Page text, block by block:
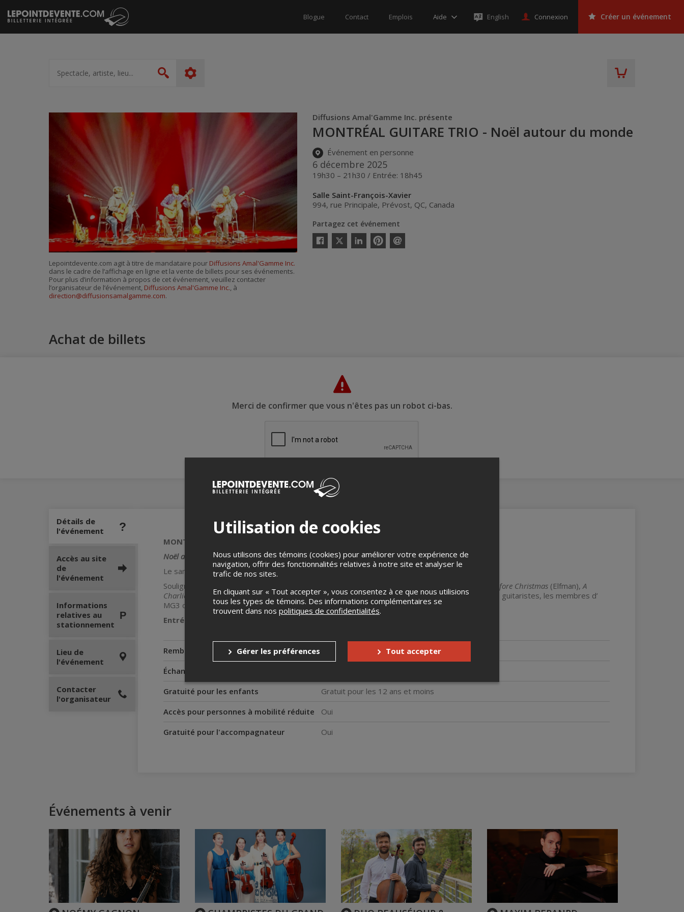
Passer
au
contenu
Blogue Contact Emplois Aide English Connexion Créer un événement
artiste,
lieu...
Rechercher
Diffusions Amal'Gamme Inc. présente
MONTRÉAL GUITARE TRIO - Noël autour du monde
Événement en personne
6 décembre 2025
19h30 – 21h30 / Entrée: 18h45
Salle Saint-François-Xavier
994, rue Principale, Prévost, QC, Canada
Partagez cet événement
Facebook
Twitter
LinkedinPinterestEnvoyer
Lepointdevente.com agit à titre de mandataire pour Diffusions Amal'Gamme Inc.
dans le cadre de l’affichage en ligne et la vente de billets pour ses événements.
Pour plus d’information à propos de cet événement, veuillez contacter
l’organisateur de l’événement, Diffusions Amal'Gamme Inc., à
direction@diffusionsamalgamme.com.
Achat de billets
Merci de confirmer que vous n'êtes pas un robot ci-bas.
Détails de
l'événement
MONTRÉAL GUITARE TRIO (MG3)
Noël autour du monde
Le samedi 6 décembre 2025 à 19 h 30
Soulignez la Noël avec MG3 et ses arrangements de musiques phares comme
The Nightmare Before Christmas (Elfman),A
Charlie Brown Christmas(Guaraldi),Casse-Noisette(Tchaïkovski) ! Éclectiques à souhait et brillants guitaristes, les membres d’
MG3 offrent des performances de haute voltige. Le public en redemande encore et encore!
Entrée 35 $\ Abonné 30 $
Remboursements
Jusqu'à 7 jours avant l'événement
Échanges
Gratuité pour les enfants
Gratuit pour les 12 ans et moins
Accès pour personnes à mobilité réduite
Oui
Gratuité pour l'accompagnateur
Oui
Accès au site
de
l'événement
Informations
relatives au
stationnement
Lieu de
l'événement
Contacter
l'organisateur
Événements à venir
Utilisation de cookies
Nous utilisons des témoins (cookies) pour améliorer votre expérience de
navigation, offrir des fonctionnalités relatives à notre site et analyser le
trafic de nos sites.
En cliquant sur « Tout accepter », vous consentez à ce que nous utilisions
tous les types de témoins. Des informations complémentaires se
trouvent dans nos politiques de confidentialités.
Gérer les préférences Tout accepter